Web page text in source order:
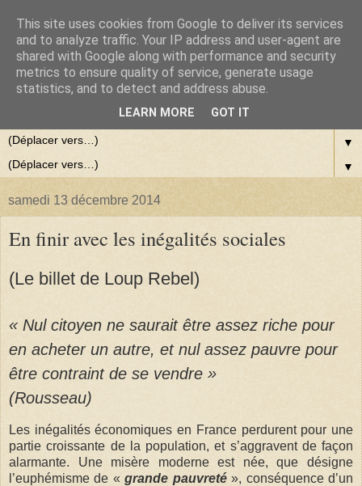
▼
▼
samedi 13 décembre 2014
En finir avec les inégalités sociales
(Le billet de Loup Rebel)
« Nul citoyen ne saurait être assez riche pour
en acheter un autre, et nul assez pauvre pour
être contraint de se vendre »
(Rousseau)
Les inégalités économiques en France perdurent pour une
partie croissante de la population, et s’aggravent de façon
alarmante. Une misère moderne est née, que désigne
l’euphémisme de «grande pauvreté», conséquence d’un
This site uses cookies from Google to deliver its services
and to analyze traffic. Your IP address and user-agent are
shared with Google along with performance and security
metrics to ensure quality of service, generate usage
statistics, and to detect and address abuse.
LEARN MORE GOT IT